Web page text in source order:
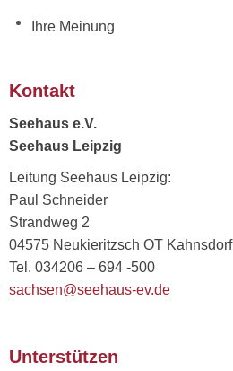
Ihre Meinung
Kontakt
Seehaus e.V.
Seehaus Leipzig
Leitung Seehaus Leipzig:
Paul Schneider
Strandweg 2
04575 Neukieritzsch OT Kahnsdorf
Tel. 034206 – 694 -500
sachsen@seehaus-ev.de
Unterstützen